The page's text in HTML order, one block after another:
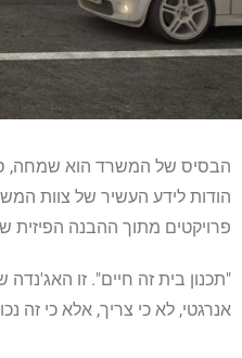
הבסיס של המשרד הוא שמחה,
הודות לידע העשיר של צוות
פרויקטים מתוך ההבנה הפיזית
"תכנון בית זה חיים". זו
אנרגטי, לא כי צריך, אלא כי זה